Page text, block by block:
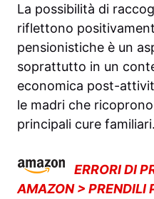
La possibilità di
riflettono
pensionistiche è un
soprattutto in un
economica post-
le madri che
principali cure familiari.
ERRORI DI
AMAZON > PRENDILI